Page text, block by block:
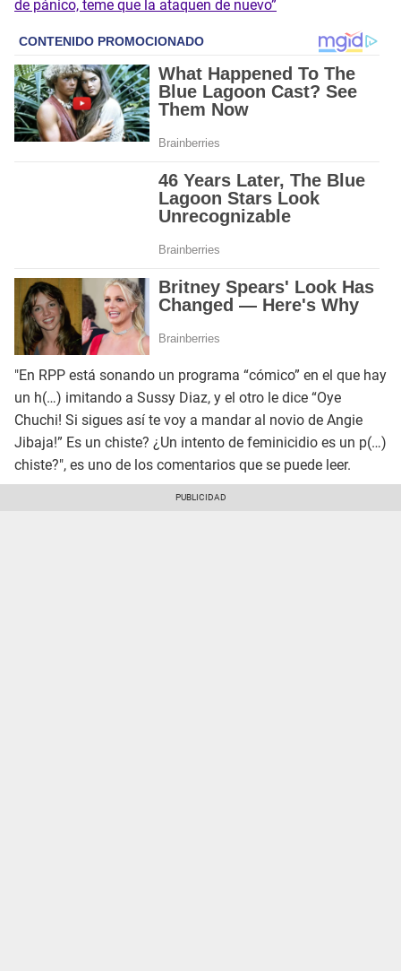
de pánico, teme que la ataquen de nuevo”
"En RPP está sonando un programa “cómico” en el que hay
un h(…) imitando a Sussy Diaz, y el otro le dice “Oye
Chuchi! Si sigues así te voy a mandar al novio de Angie
Jibaja!” Es un chiste? ¿Un intento de feminicidio es un p(…)
chiste?", es uno de los comentarios que se puede leer.